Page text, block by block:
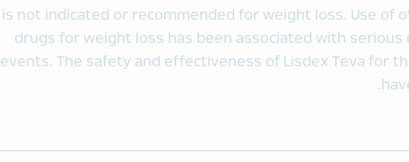
is not indicated or recommended for weight loss. Use of
drugs for weight loss has been associated with serious
events. The safety and effectiveness of Lisdex Teva for